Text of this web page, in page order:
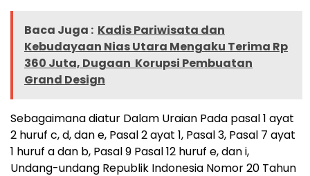
Baca Juga : Kadis Pariwisata dan
Kebudayaan Nias Utara Mengaku Terima Rp
360 Juta, Dugaan Korupsi Pembuatan
Grand Design
Sebagaimana diatur Dalam Uraian Pada pasal 1 ayat
2 huruf c, d, dan e, Pasal 2 ayat 1, Pasal 3, Pasal 7 ayat
1 huruf a dan b, Pasal 9 Pasal 12 huruf e, dan i,
Undang-undang Republik Indonesia Nomor 20 Tahun